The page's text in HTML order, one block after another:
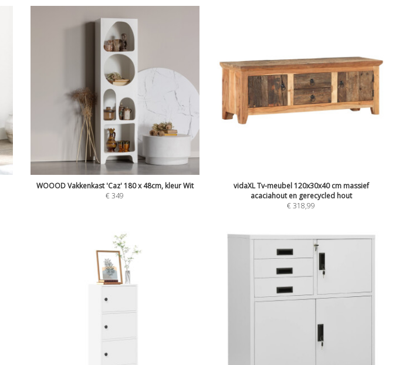
WOOOD Vakkenkast 'Caz' 180 x 48cm, kleur Wit
€349
vidaXL Tv-meubel 120x30x40 cm massief
acaciahout en gerecycled hout
€318,99